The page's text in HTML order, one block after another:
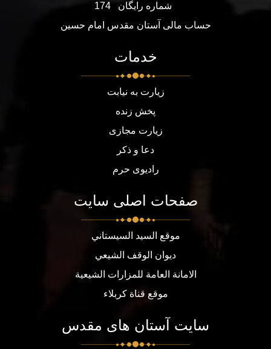
شماره رایگان
174
حساب مالی آستان مقدس امام حسین
خدمات
زیارت به نیابت
پخش زنده
زیارت مجازی
دعا و ذکر
رادیوی حرم
صفحات اصلی سایت
موقع السيد السيستاني
ديوان الوقف الشيعي
الامانة العامة للمزارات الشيعية
موقع قناة كربلاء
سایت آستان های مقدس